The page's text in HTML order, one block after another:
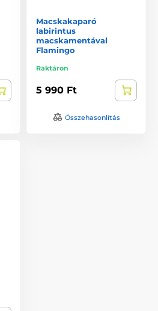
Macskakaparó
labirintus
macskamentával
Flamingo
Raktáron
5 990 Ft
Összehasonlítás